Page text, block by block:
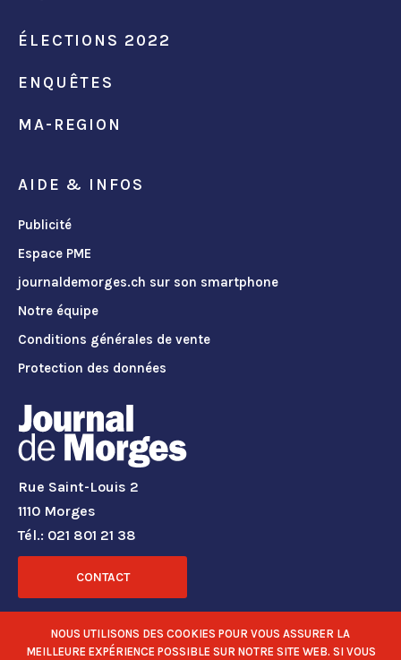
ÉLECTIONS 2022
ENQUÊTES
MA-REGION
AIDE & INFOS
Publicité
Espace PME
journaldemorges.ch sur son smartphone
Notre équipe
Conditions générales de vente
Protection des données
Rue Saint-Louis 2
1110 Morges
Tél.: 021 801 21 38
CONTACT
RÉSEAUX SOCIAUX
NOUS UTILISONS DES COOKIES POUR VOUS ASSURER LA
MEILLEURE EXPÉRIENCE POSSIBLE SUR NOTRE SITE WEB. SI VOUS